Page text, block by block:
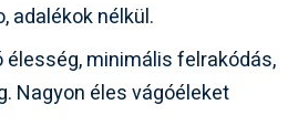
adalékok nélkül.
élesség, minimális felrakódás,
Nagyon éles vágóéleket